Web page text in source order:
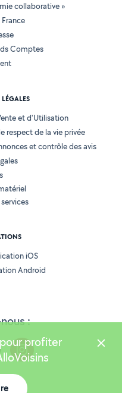
:
collaborative »
Comptes
et d'Utilisation
respect de la vie privée
et contrôle des avis
iOS
Android
profiter